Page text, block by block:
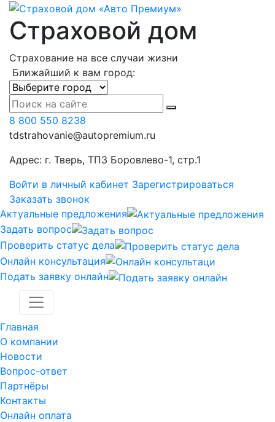
Страховой дом
Страхование на все случаи жизни
Ближайший к вам город:
8 800 550 8238
tdstrahovanie@autopremium.ru
Адрес: г. Тверь, ТПЗ Боровлево-1, стр.1
Войти в личный кабинет Зарегистрироваться
Заказать звонок
Актуальные предложения
Задать вопрос
Проверить статус дела
Онлайн консультация
Подать заявку онлайн
Главная
О компании
Новости
Вопрос-ответ
Партнёры
Контакты
Онлайн оплата